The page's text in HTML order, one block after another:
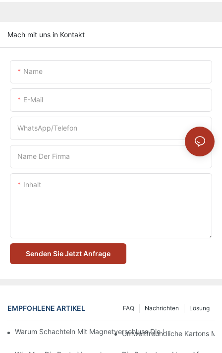
Mach mit uns in Kontakt
Name
E-Mail
WhatsApp/Telefon
Name Der Firma
Inhalt
Senden Sie Jetzt Anfrage
EMPFOHLENE ARTIKEL Lösung
Nachrichten
FAQ
Warum Schachteln Mit Magnetverschluss Die Beste Wahl Für
Umweltfreundliche Kartons